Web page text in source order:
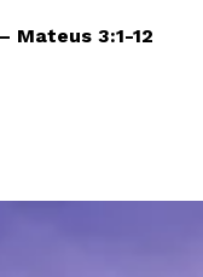
Mateus 3:1-12